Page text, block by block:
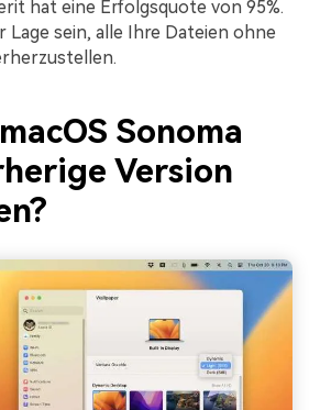
hat eine Erfolgsquote von 95%.
Lage sein, alle Ihre Dateien ohne
Sonoma
Version